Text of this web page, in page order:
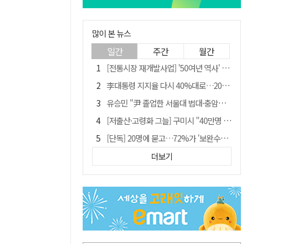
많이 본 뉴스
일간 주간 월간
[전통시장 재개발사업] '50여년 역사' 수성시장 자리에 25층 주상복합 들어선다
李대통령 지지율 다시 40%대로…20대는 18.8%p 급락
유승민 "尹 졸업한 서울대 법대·충암고도 없애야"…李 육사 통합 직격
[저출산·고령화 그늘] 구미시 "40만명 사수" 고령군 "3만명대 회복"
[단독] 20명에 묻고…72%가 '보완수사권 폐지'?
[전통시장 재개발사업] 신천시장 재개발, 준공 후에도 소송전
[인사]경상북도
"김용민, 흑백논리로 세상 보는 듯" 검찰 내부서 지탄
포항에 6천억원 규모 AI 데이터센터 들어선다
더보기